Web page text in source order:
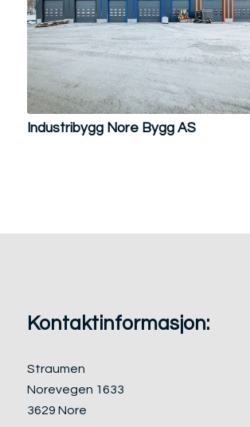
Industribygg Nore Bygg AS
Kontaktinformasjon:
Straumen
Norevegen 1633
3629 Nore